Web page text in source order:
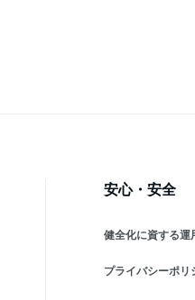
安心・安全
健全化に資する運
プライバシーポリ